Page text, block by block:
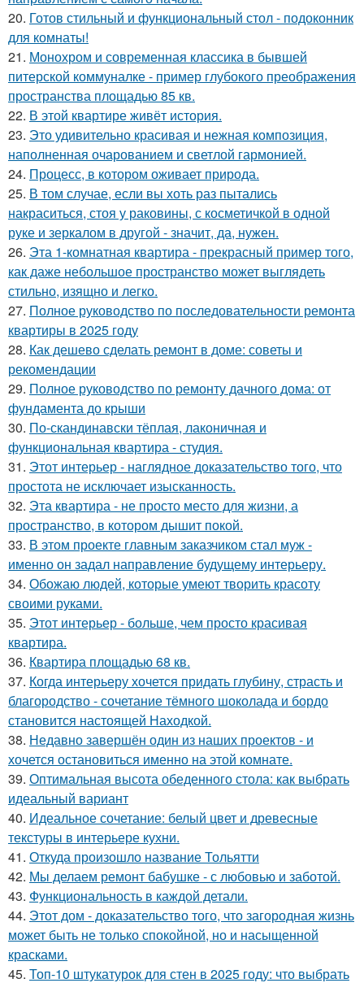
20. Готов стильный и функциональный стол - подоконник
для комнаты!
21. Монохром и современная классика в бывшей
питерской коммуналке - пример глубокого преображения
пространства площадью 85 кв.
22. В этой квартире живёт история.
23. Это удивительно красивая и нежная композиция,
наполненная очарованием и светлой гармонией.
24. Процесс, в котором оживает природа.
25. В том случае, если вы хоть раз пытались
накраситься, стоя у раковины, с косметичкой в одной
руке и зеркалом в другой - значит, да, нужен.
26. Эта 1-комнатная квартира - прекрасный пример того,
как даже небольшое пространство может выглядеть
стильно, изящно и легко.
27. Полное руководство по последовательности ремонта
квартиры в 2025 году
28. Как дешево сделать ремонт в доме: советы и
рекомендации
29. Полное руководство по ремонту дачного дома: от
фундамента до крыши
30. По-скандинавски тёплая, лаконичная и
функциональная квартира - студия.
31. Этот интерьер - наглядное доказательство того, что
простота не исключает изысканность.
32. Эта квартира - не просто место для жизни, а
пространство, в котором дышит покой.
33. В этом проекте главным заказчиком стал муж -
именно он задал направление будущему интерьеру.
34. Обожаю людей, которые умеют творить красоту
своими руками.
35. Этот интерьер - больше, чем просто красивая
квартира.
36. Квартира площадью 68 кв.
37. Когда интерьеру хочется придать глубину, страсть и
благородство - сочетание тёмного шоколада и бордо
становится настоящей Находкой.
38. Недавно завершён один из наших проектов - и
хочется остановиться именно на этой комнате.
39. Оптимальная высота обеденного стола: как выбрать
идеальный вариант
40. Идеальное сочетание: белый цвет и древесные
текстуры в интерьере кухни.
41. Откуда произошло название Тольятти
42. Мы делаем ремонт бабушке - с любовью и заботой.
43. Функциональность в каждой детали.
44. Этот дом - доказательство того, что загородная жизнь
может быть не только спокойной, но и насыщенной
красками.
45. Топ-10 штукатурок для стен в 2025 году: что выбрать